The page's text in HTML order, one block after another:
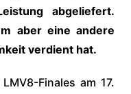
abgeliefert.
aber eine andere
verdient hat.
Finales am 17.